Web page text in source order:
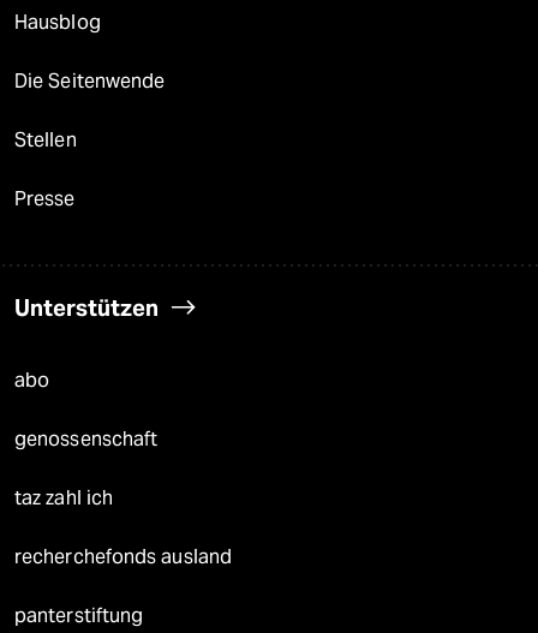
Hausblog
Die Seitenwende
Stellen
Presse
Unterstützen
abo
genossenschaft
taz zahl ich
recherchefonds ausland
panterstiftung